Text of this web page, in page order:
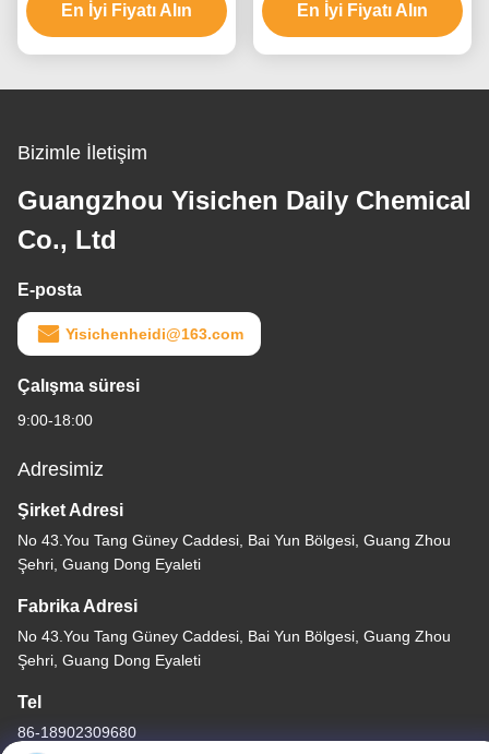
9 Seviyeye Kadar
En İyi Fiyatı Alın
En İyi Fiyatı Alın
Bizimle İletişim
Guangzhou Yisichen Daily Chemical
Co., Ltd
E-posta
Yisichenheidi@163.com
Çalışma süresi
9:00-18:00
Adresimiz
Şirket Adresi
No 43.You Tang Güney Caddesi, Bai Yun Bölgesi, Guang Zhou
Şehri, Guang Dong Eyaleti
Fabrika Adresi
No 43.You Tang Güney Caddesi, Bai Yun Bölgesi, Guang Zhou
Şehri, Guang Dong Eyaleti
Tel
86-18902309680